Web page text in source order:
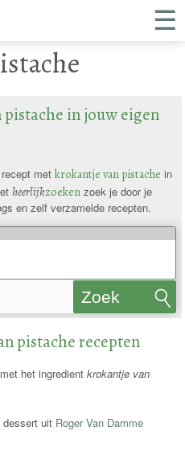
☰
in jouw eigen
met krokantje van pistache in
heerlijkzoeken zoek je door je
en zelf verzamelde recepten.
Zoek
pistache recepten
het ingredientkrokantje van
dessert uit Roger Van Damme